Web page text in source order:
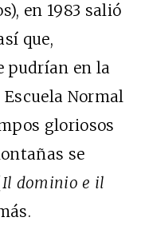
en 1983 salió
que,
pudrían en la
Escuela Normal
gloriosos
se
Il dominio e il